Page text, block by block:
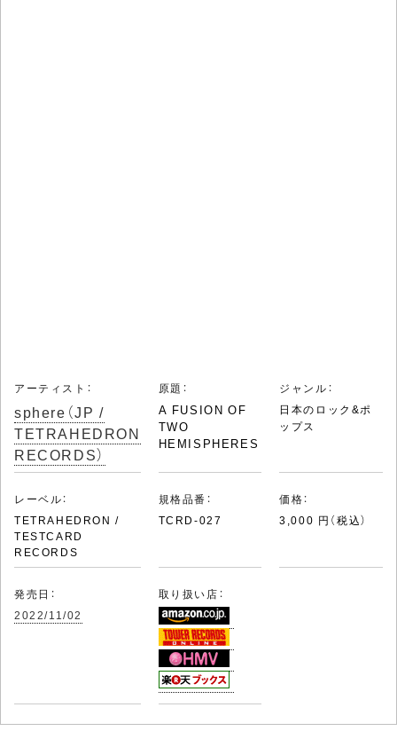
アーティスト：
sphere（JP /
TETRAHEDRON
RECORDS）
原題：
A FUSION OF
TWO
HEMISPHERES
ジャンル：
日本のロック&ポ
ップス
レーベル：
TETRAHEDRON /
TESTCARD
RECORDS
規格品番：
TCRD-027
価格：
3,000 円（税込）
発売日：
2022/11/02
取り扱い店：